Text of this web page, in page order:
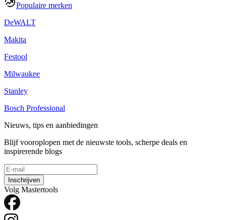
Populaire merken
DeWALT
Makita
Festool
Milwaukee
Stanley
Bosch Professional
Nieuws, tips en aanbiedingen
Blijf vooroplopen met de nieuwste tools, scherpe deals en
inspirerende blogs
Inschrijven
Volg Mastertools